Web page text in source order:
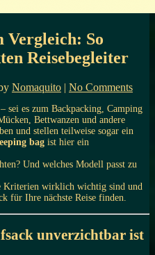
Vergleich: So
Reisebegleiter
Nomaquito | No Comments
sei es zum Backpacking, Camping
Bettwanzen und andere
und stellen teilweise sogar ein
bag ist hier ein
Und welches Modell passt zu
Kriterien wirklich wichtig sind und
für Ihre nächste Reise finden.
unverzichtbar ist